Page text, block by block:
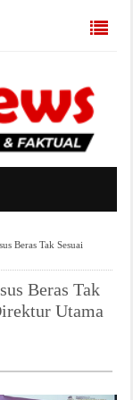
Beras Tak Sesuai
Beras Tak
Utama